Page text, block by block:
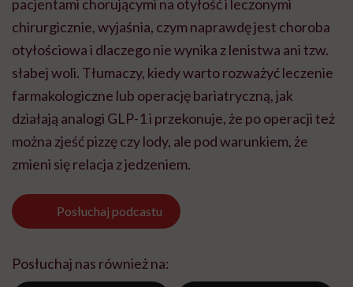
pacjentami chorującymi na otyłość i leczonymi
chirurgicznie, wyjaśnia, czym naprawdę jest choroba
otyłościowa i dlaczego nie wynika z lenistwa ani tzw.
słabej woli. Tłumaczy, kiedy warto rozważyć leczenie
farmakologiczne lub operację bariatryczną, jak
działają analogi GLP-1 i przekonuje, że po operacji też
można zjeść pizzę czy lody, ale pod warunkiem, że
zmieni się relacja z jedzeniem.
Posłuchaj podcastu
Posłuchaj nas również na: